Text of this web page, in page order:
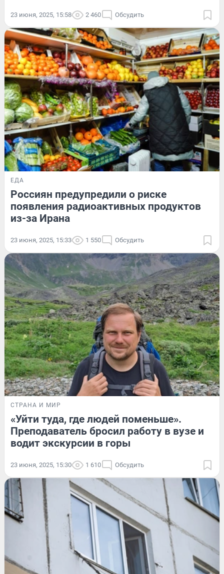
23 июня, 2025, 15:58 2 460 Обсудить
ЕДА
Россиян предупредили о риске
появления радиоактивных продуктов
из-за Ирана
23 июня, 2025, 15:33 1 550 Обсудить
СТРАНА И МИР
«Уйти туда, где людей поменьше».
Преподаватель бросил работу в вузе и
водит экскурсии в горы
23 июня, 2025, 15:30 1 610 Обсудить